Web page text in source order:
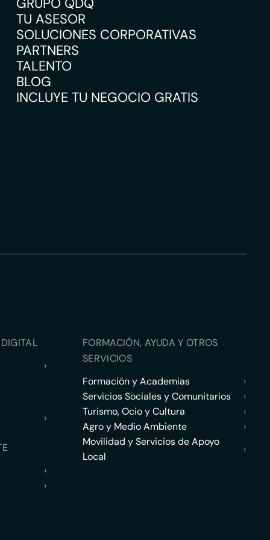
TU ASESOR
SOLUCIONES CORPORATIVAS
PARTNERS
TALENTO
BLOG
INCLUYE TU NEGOCIO GRATIS
›
›
›
›
FORMACIÓN, AYUDA Y OTROS
SERVICIOS
Formación y Academias
›
Servicios Sociales y Comunitarios
›
Turismo, Ocio y Cultura
›
Agro y Medio Ambiente
›
Movilidad y Servicios de Apoyo
Local
›